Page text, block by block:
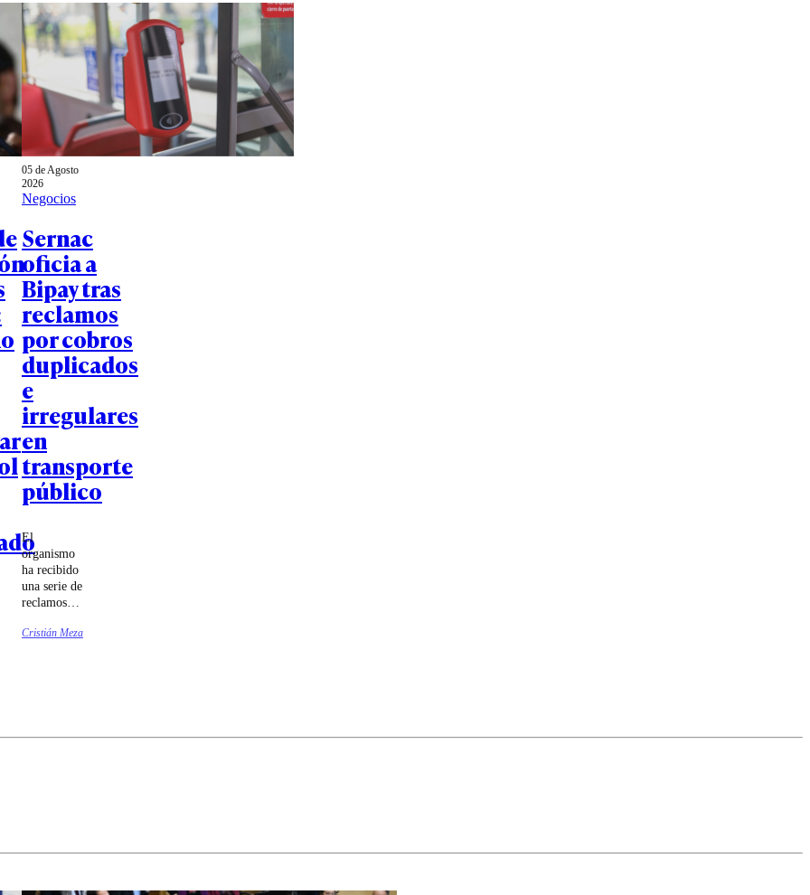
05 de Agosto
2026
Negocios
Sernac
oficia a
Bipay tras
reclamos
por cobros
duplicados
e
irregulares
en
transporte
público
El
organismo
ha recibido
una serie de
reclamos
usuarios de
Cristián Meza